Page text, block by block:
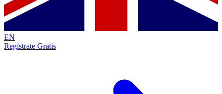
EN
Regístrate Gratis